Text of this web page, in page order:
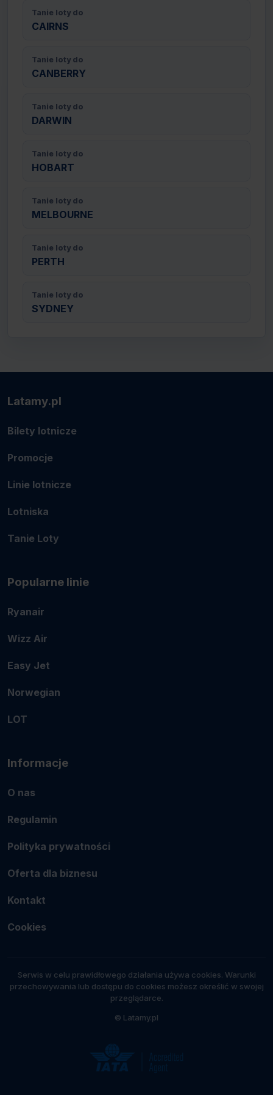
Tanie loty do
CAIRNS
Tanie loty do
CANBERRY
Tanie loty do
DARWIN
Tanie loty do
HOBART
Tanie loty do
MELBOURNE
Tanie loty do
PERTH
Tanie loty do
SYDNEY
Latamy.pl
Bilety lotnicze
Promocje
Linie lotnicze
Lotniska
Tanie Loty
Popularne linie
Ryanair
Wizz Air
Easy Jet
Norwegian
LOT
Informacje
O nas
Regulamin
Polityka prywatności
Oferta dla biznesu
Kontakt
Cookies
Serwis w celu prawidłowego działania używa cookies. Warunki
przechowywania lub dostępu do cookies możesz określić w swojej
przeglądarce.
© Latamy.pl